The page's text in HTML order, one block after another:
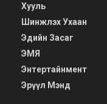
Хууль
Шинжлэх Ухаан
Эдийн Засаг
ЭМЯ
Энтертайнмент
Эрүүл Мэнд